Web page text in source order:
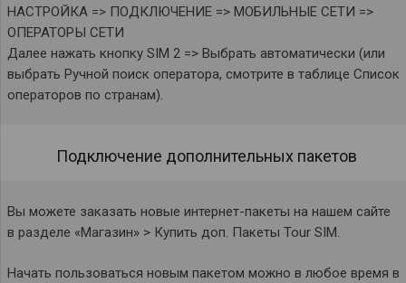
НАСТРОЙКА => ПОДКЛЮЧЕНИЕ => МОБИЛЬНЫЕ СЕТИ =>
ОПЕРАТОРЫ СЕТИ
Далее нажать кнопку SIM 2 => Выбрать автоматически (или
выбрать Ручной поиск оператора, смотрите в таблице Список
операторов по странам).
Подключение дополнительных пакетов
Вы можете заказать новые интернет-пакеты на нашем сайте
в разделе «Магазин» > Купить доп. Пакеты Tour SIM.
Начать пользоваться новым пакетом можно в любое время в